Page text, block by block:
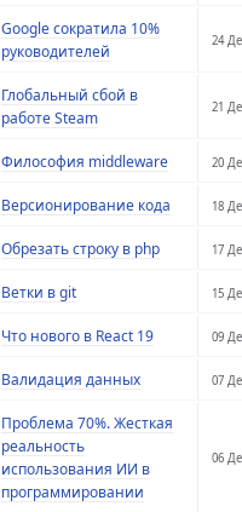
Google сократила 10%
руководителей
24
Глобальный сбой в
работе Steam
21
Философия middleware 20
Версионирование кода 18
Обрезать строку в php 17
Ветки в git 15
Что нового в React 19 09
Валидация данных 07
Проблема 70%. Жесткая
реальность
использования ИИ в
программировании
06